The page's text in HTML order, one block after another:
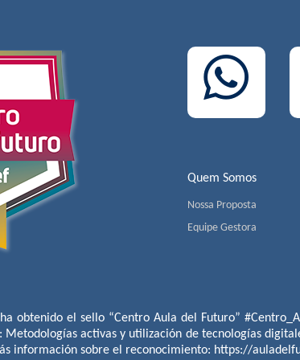
Quem Somos
Nossa Proposta
Equipe Gestora
obtenido el sello “Centro Aula del Futuro”
Metodologías activas y utilización de tecnologías
información sobre el reconocimiento: https://